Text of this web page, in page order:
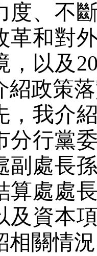
度、不
革和對
，以及
紹政策
，我介
分行黨
副處長
算處處
及資本
相關情